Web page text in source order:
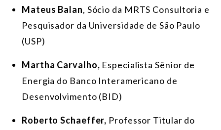
Mateus Balan, Sócio da MRTS Consultoria e
Pesquisador da Universidade de São Paulo
(USP)
Martha Carvalho, Especialista Sênior de
Energia do Banco Interamericano de
Desenvolvimento (BID)
Roberto Schaeffer, Professor Titular do